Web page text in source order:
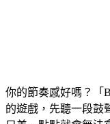
你的節奏感好嗎？「
的遊戲，先聽一段鼓